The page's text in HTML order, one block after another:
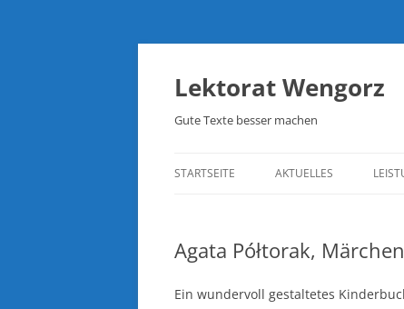
Lektorat Wengorz
Gute Texte besser machen
STARTSEITE AKTUELLES
Agata Półtorak,
Ein wundervoll gestaltetes